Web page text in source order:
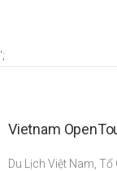
';
Vietnam
Du Lịch Việt Nam,